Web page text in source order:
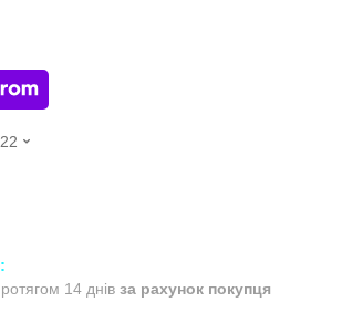
14 днів за рахунок покупця